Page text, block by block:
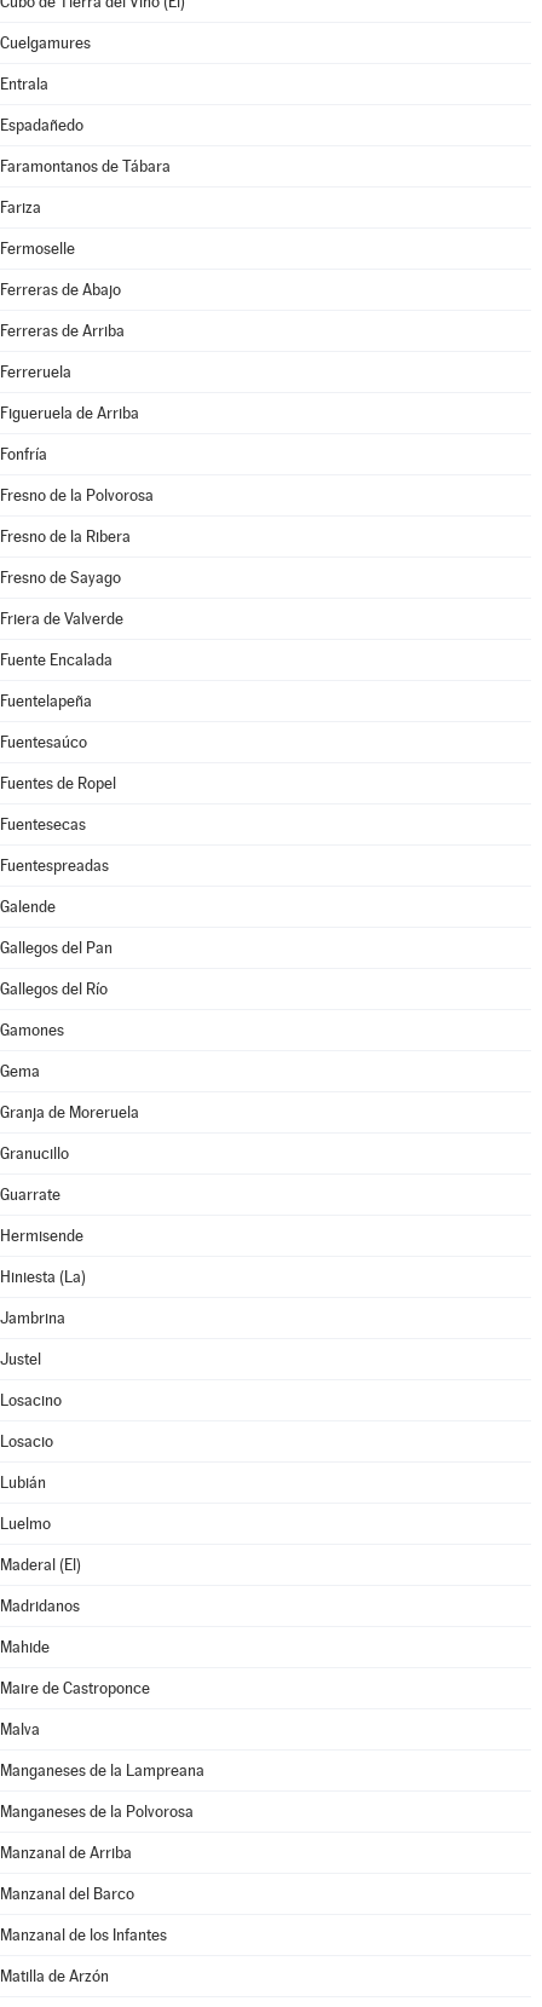
Cuelgamures
Entrala
Espadañedo
Faramontanos de Tábara
Fariza
Fermoselle
Ferreras de Abajo
Ferreras de Arriba
Ferreruela
Figueruela de Arriba
Fonfría
Fresno de la Polvorosa
Fresno de la Ribera
Fresno de Sayago
Friera de Valverde
Fuente Encalada
Fuentelapeña
Fuentesaúco
Fuentes de Ropel
Fuentesecas
Fuentespreadas
Galende
Gallegos del Pan
Gallegos del Río
Gamones
Gema
Granja de Moreruela
Granucillo
Guarrate
Hermisende
Hiniesta (La)
Jambrina
Justel
Losacino
Losacio
Lubián
Luelmo
Maderal (El)
Madridanos
Mahide
Maire de Castroponce
Malva
Manganeses de la Lampreana
Manganeses de la Polvorosa
Manzanal de Arriba
Manzanal del Barco
Manzanal de los Infantes
Matilla de Arzón